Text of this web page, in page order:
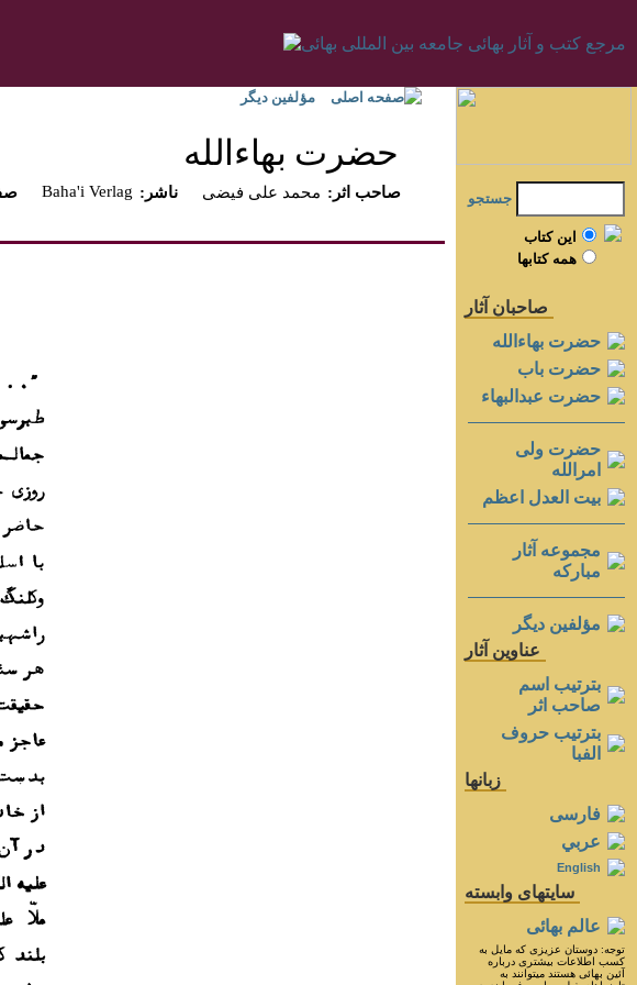
صفحه اصلی مؤلفين ديگر
حضرت بهاءالله‏
Baha'i Verlag :ناشر محمد على فيضى
:صاحب اثر
جستجو
اين کتاب
همه کتابها
صاحبان آثار
حضرت بهاءالله
حضرت باب
حضرت عبدالبهاء
حضرت ولی
امرالله
بيت العدل اعظم
مجموعه آثار
مباركه
مؤلفين ديگر
عناوين آثار
بترتيب اسم
صاحب اثر
بترتيب حروف
الفبا
زبانها
فارسی
عربي
English
سايتهای وابسته
عالم بهائی
توجه: دوستان عزيزى كه مايل به
كسب اطلاعات بيشترى درباره
آئين بهائى هستند ميتوانند به